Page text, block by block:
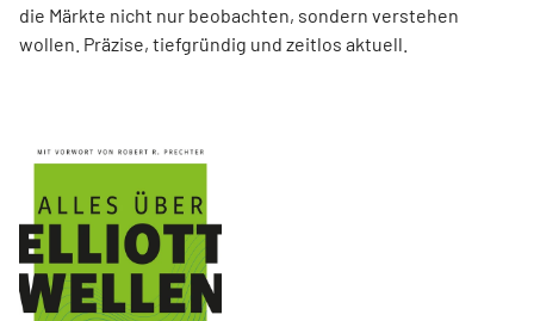
die Märkte nicht nur beobachten, sondern verstehen
wollen. Präzise, tiefgründig und zeitlos aktuell.